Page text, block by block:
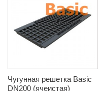
Чугунная решетка Basic
DN200 (ячеистая)